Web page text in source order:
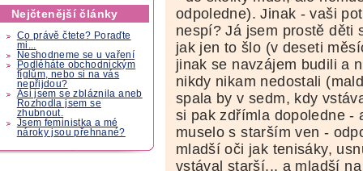
Nejčtenější články
Co právě čtete? Poraďte
mi...
Neshodneme se u vaření
Podléháte obchodnickým
fíglům, nebo si na vás
nepřijdou?
Asi jsem se zbláznila aneb
Rozhodla jsem se
zhubnout.
Jsem feministka a mé
nároky jsou přehnané?
odpoledne). Jinak - vaši
nespí? Já jsem prostě děti
jak jen to šlo (v deseti
jinak se navzájem budili a
nikdy nikam nedostali
spala by v sedm, kdy
si pak zdřímla dopoledne -
muselo s starším ven -
mladší oči jak tenisáky,
vstával starší... a mladší